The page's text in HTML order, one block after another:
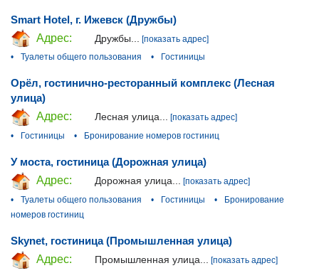
Smart Hotel, г. Ижевск (Дружбы)
Адрес:
Дружбы...
[показать адрес]
•
Туалеты общего пользования • Гостиницы
Орёл, гостинично-ресторанный комплекс (Лесная
улица)
Адрес:
Лесная улица... [показать адрес]
•
Гостиницы • Бронирование номеров гостиниц
У моста, гостиница (Дорожная улица)
Адрес:
Дорожная улица...
[показать адрес]
•
Туалеты общего пользования • Гостиницы •
Бронирование
номеров гостиниц
Skynet, гостиница (Промышленная улица)
Адрес:
Промышленная улица... [показать адрес]